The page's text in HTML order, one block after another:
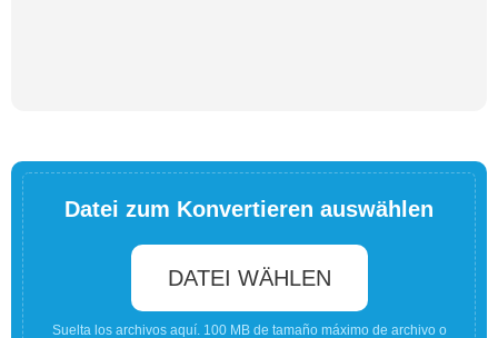
Datei zum Konvertieren auswählen
DATEI WÄHLEN
Suelta los archivos aquí. 100 MB de tamaño máximo de archivo o